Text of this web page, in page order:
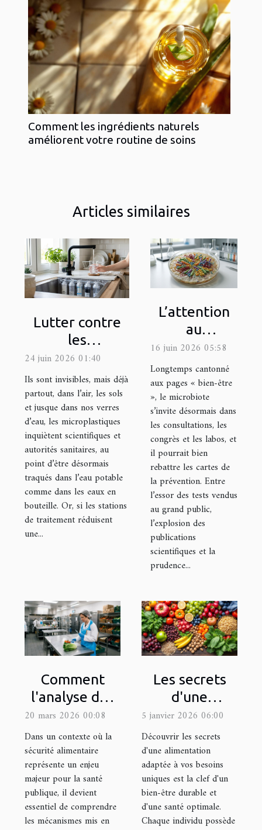
Comment les ingrédients naturels
améliorent votre routine de soins
Articles similaires
Lutter contre
les
microplastiques
à la maison :
quels filtres
choisir ?
24 juin 2026 01:40
Ils sont invisibles, mais déjà
partout, dans l’air, les sols
et jusque dans nos verres
d’eau, les microplastiques
inquiètent scientifiques et
autorités sanitaires, au
point d’être désormais
traqués dans l’eau potable
comme dans les eaux en
bouteille. Or, si les stations
de traitement réduisent
une...
L’attention
au
microbiote,
prochaine
grande
révolution
santé ?
16 juin 2026 05:58
Longtemps cantonné
aux pages « bien-être
», le microbiote
s’invite désormais dans
les consultations, les
congrès et les labos, et
il pourrait bien
rebattre les cartes de
la prévention. Entre
l’essor des tests vendus
au grand public,
l’explosion des
publications
scientifiques et la
prudence...
Comment
l'analyse des
risques
HACCP
améliore-t-
elle la
sécurité
alimentaire ?
20 mars 2026 00:08
Dans un contexte où la
sécurité alimentaire
représente un enjeu
majeur pour la santé
publique, il devient
essentiel de comprendre
les mécanismes mis en
Les secrets
d'une
alimentation
adaptée à vos
besoins
uniques
5 janvier 2026 06:00
Découvrir les secrets
d'une alimentation
adaptée à vos besoins
uniques est la clef d'un
bien-être durable et
d'une santé optimale.
Chaque individu possède